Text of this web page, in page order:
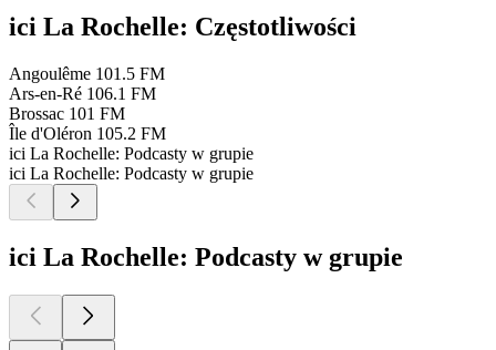
ici La Rochelle: Częstotliwości
Angoulême 101.5 FM
Ars-en-Ré 106.1 FM
Brossac 101 FM
Île d'Oléron 105.2 FM
ici La Rochelle: Podcasty w grupie
ici La Rochelle: Podcasty w grupie
ici La Rochelle: Podcasty w grupie